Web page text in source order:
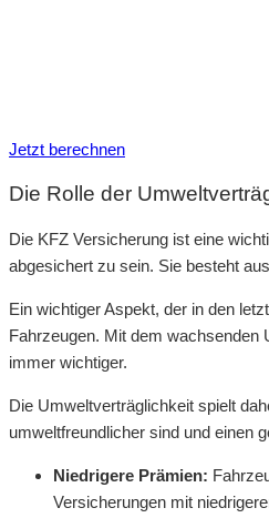
Jetzt berechnen
Die Rolle der
Die KFZ Versicherung ist eine
abgesichert zu sein. Sie besteht
Ein wichtiger Aspekt, der in den
Fahrzeugen. Mit dem
immer wichtiger.
Die Umweltverträglichkeit spielt
umweltfreundlicher sind und einen
Niedrigere Prämien:
Versicherungen mit